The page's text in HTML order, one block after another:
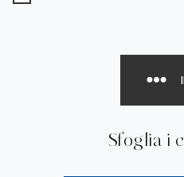
Sfoglia i